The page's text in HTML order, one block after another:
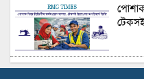
পোশাক